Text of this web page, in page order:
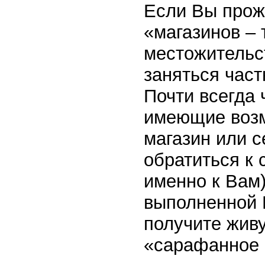
Если Вы
«магазинов
заняться
Почти
имеющие
магазин или
обратиться к
именно к
выполненной
получите
«сарафанное